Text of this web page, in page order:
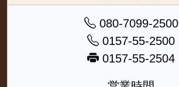
080-7099-2500
0157-55-2500
0157-55-2504